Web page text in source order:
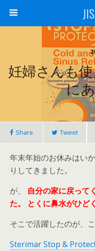
妊婦さんも使
に
Share Tweet
年末年始のお休みはい
りしてきました。
が、 自分の家に戻って
た。
とくに鼻水がひど
そこで活躍したのが、
Sterimar Stop &